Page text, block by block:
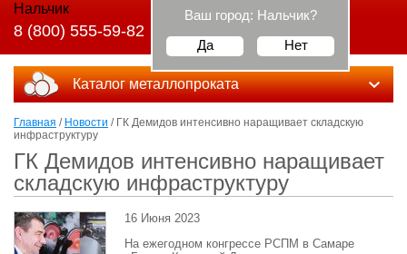
Ваш город: Нальчик?
Да
Нет
Нальчик
8 (800) 555-59-82
Каталог металлопроката
Главная / Новости / ГК Демидов интенсивно наращивает складскую
инфраструктуру
ГК Демидов интенсивно наращивает
складскую инфраструктуру
16 Июня 2023
На ежегодном конгрессе РСПМ в Самаре